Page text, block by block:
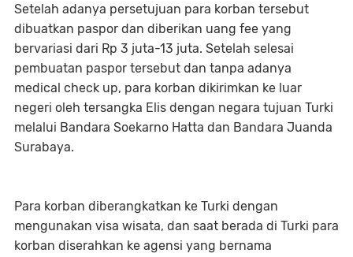
Setelah adanya persetujuan para korban tersebut
dibuatkan paspor dan diberikan uang fee yang
bervariasi dari Rp 3 juta-13 juta. Setelah selesai
pembuatan paspor tersebut dan tanpa adanya
medical check up, para korban dikirimkan ke luar
negeri oleh tersangka Elis dengan negara tujuan Turki
melalui Bandara Soekarno Hatta dan Bandara Juanda
Surabaya.
Para korban diberangkatkan ke Turki dengan
mengunakan visa wisata, dan saat berada di Turki para
korban diserahkan ke agensi yang bernama